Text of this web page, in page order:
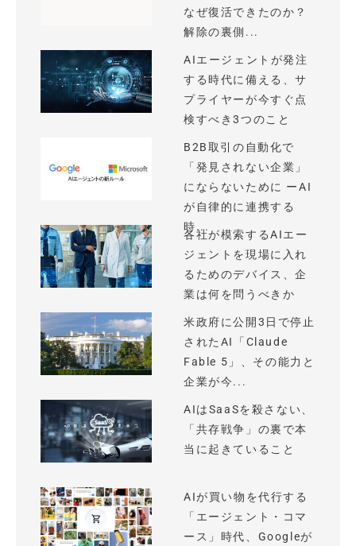
なぜ復活できたのか？
解除の裏側...
AIエージェントが発注
する時代に備える、サ
プライヤーが今すぐ点
検すべき3つのこと
B2B取引の自動化で
「発見されない企業」
にならないために ーAI
が自律的に連携する
時...
各社が模索するAIエー
ジェントを現場に入れ
るためのデバイス、企
業は何を問うべきか
米政府に公開3日で停止
されたAI「Claude
Fable 5」、その能力と
企業が今...
AIはSaaSを殺さない、
「共存戦争」の裏で本
当に起きていること
AIが買い物を代行する
「エージェント・コマ
ース」時代、Googleが